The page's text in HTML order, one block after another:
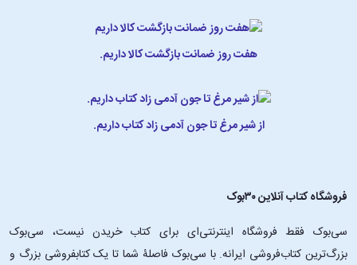
هفت روز ضمانت بازگشت کالا داریم.
از شیر مرغ تا جون آدمی زاد کتاب داریم.
فروشگاه کتاب آنلاین ۳۰بوک
سی‌بوک فقط فروشگاه اینترنتی‌ای برای کتاب خریدن نیست، سی‌بوک
بزرگ‌ترین کتاب‌فروشی ایرانه. با سی‌بوک فاصلۀ شما تا یک کتابفروشی بزرگ و